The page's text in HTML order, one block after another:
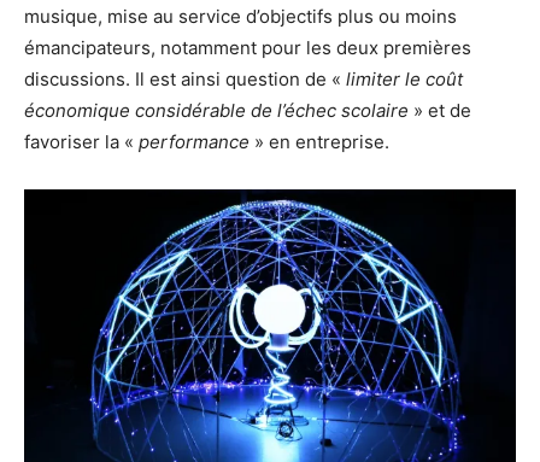
musique, mise au service d’objectifs plus ou moins
émancipateurs, notamment pour les deux premières
discussions. Il est ainsi question de « limiter le coût
économique considérable de l’échec scolaire » et de
favoriser la « performance » en entreprise.